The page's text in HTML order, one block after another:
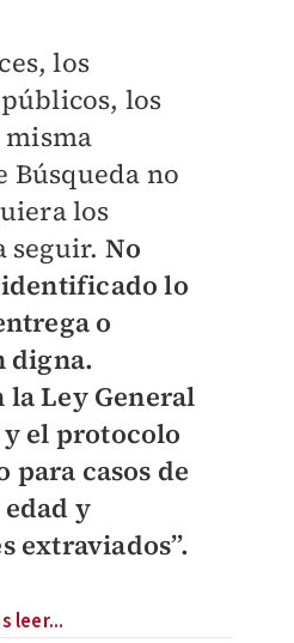
los
los
misma
Búsqueda no
los
seguir. No
lo
o
digna.
la Ley General
el protocolo
para casos de
y
extraviados”.
leer...